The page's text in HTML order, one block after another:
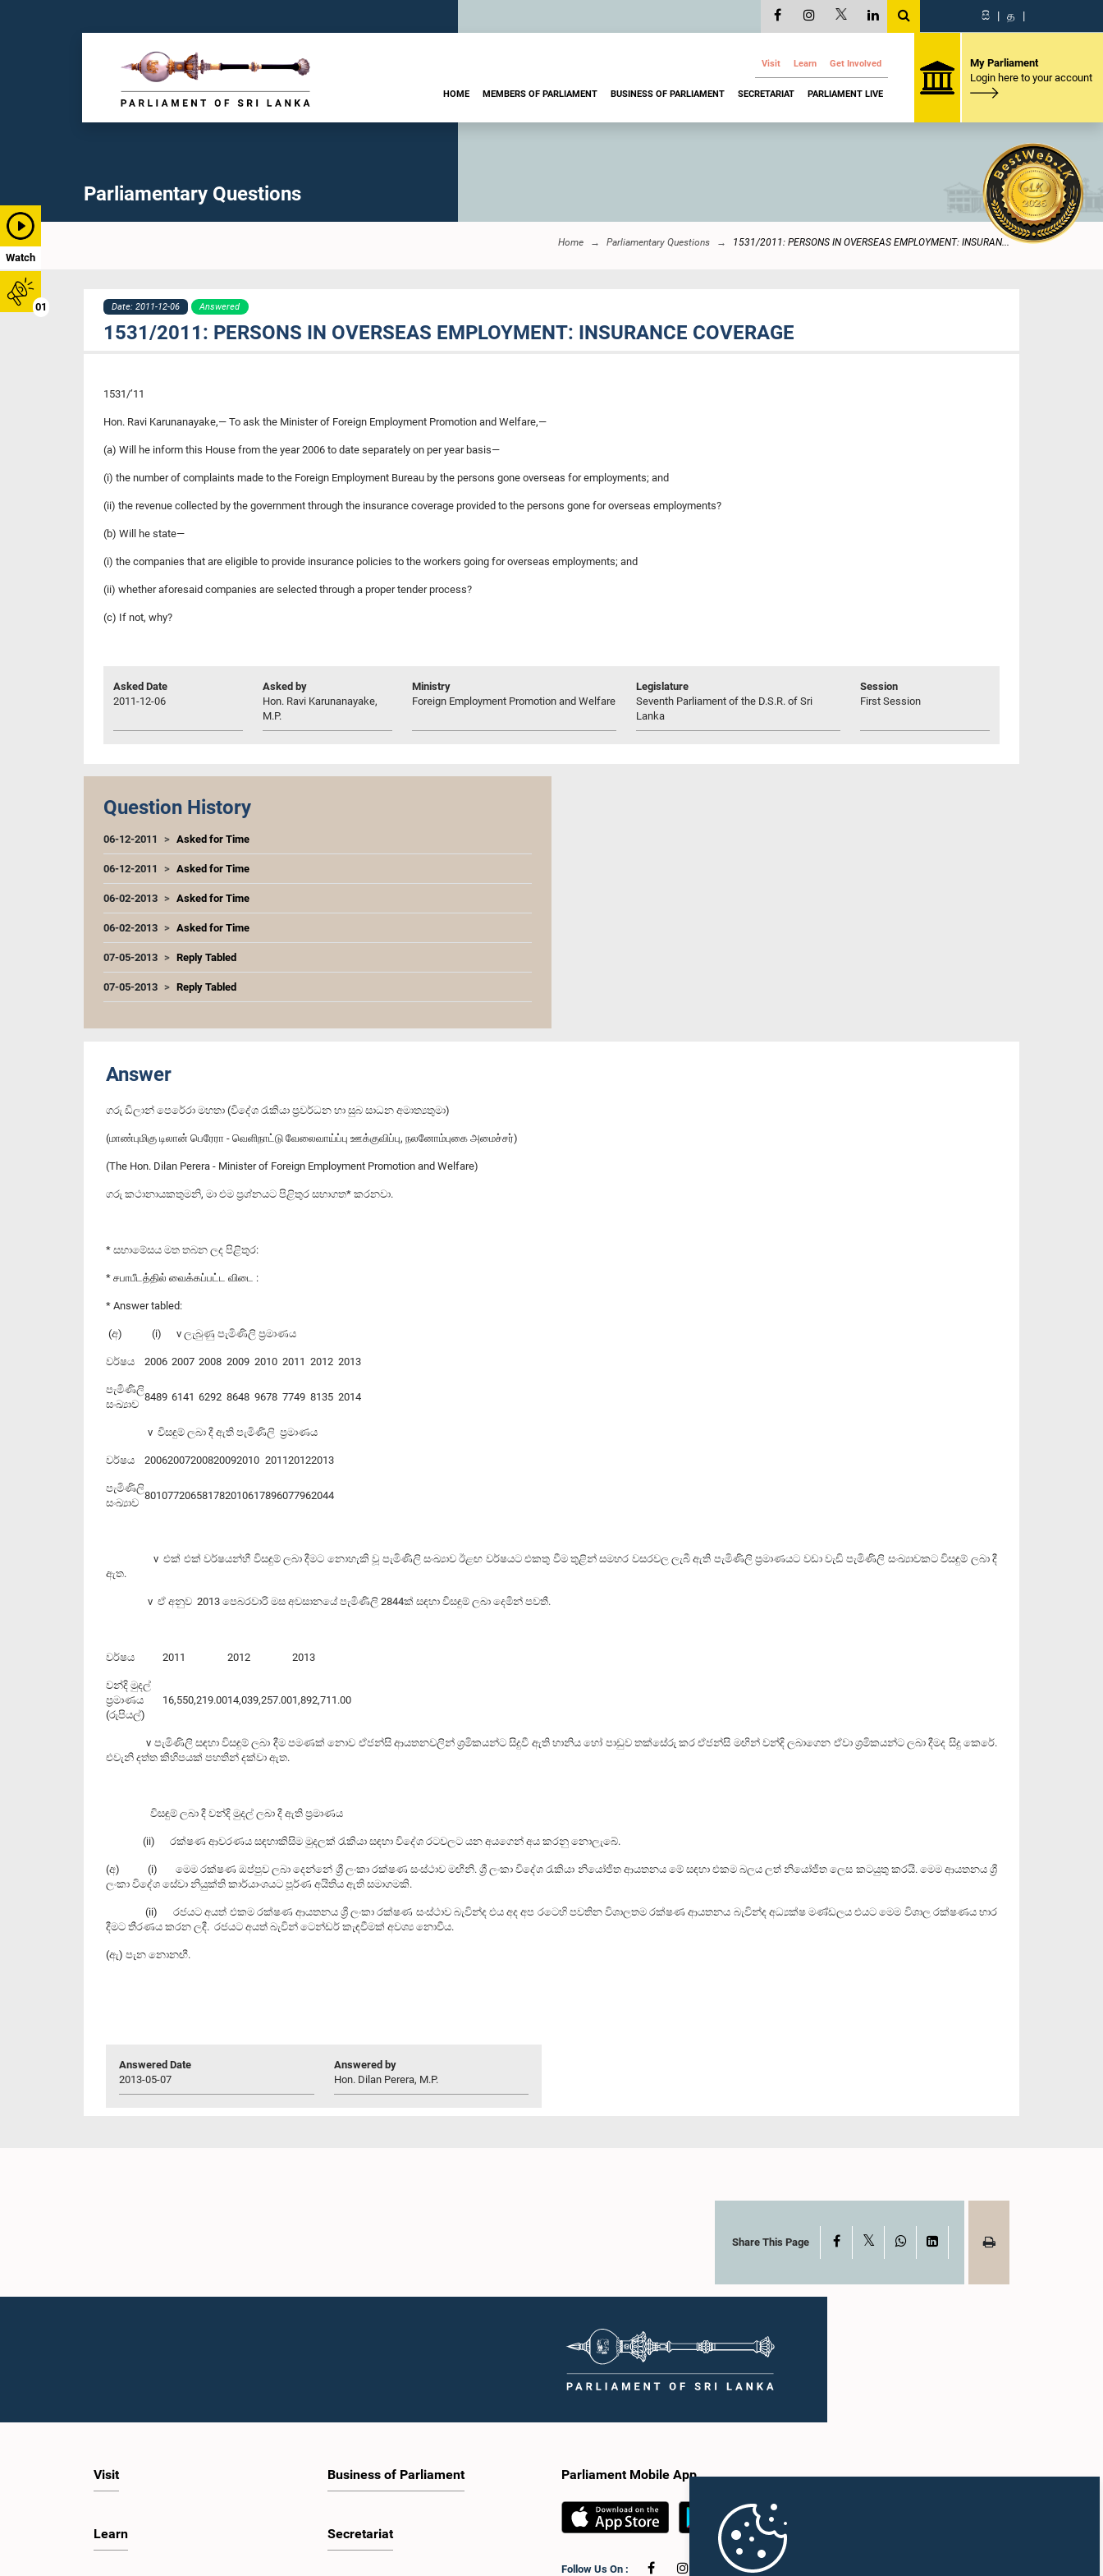
Watch
01
සි | த |
Visit Learn Get Involved
HOME MEMBERS OF PARLIAMENT BUSINESS OF PARLIAMENT SECRETARIAT PARLIAMENT LIVE
My Parliament
Login here to your account
Parliamentary Questions
Home Parliamentary Questions 1531/2011: PERSONS IN OVERSEAS EMPLOYMENT: INSURAN...
Date: 2011-12-06 Answered
1531/2011: PERSONS IN OVERSEAS EMPLOYMENT: INSURANCE COVERAGE
1531/’11
Hon. Ravi Karunanayake,— To ask the Minister of Foreign Employment Promotion and Welfare,—
(a) Will he inform this House from the year 2006 to date separately on per year basis—
(i) the number of complaints made to the Foreign Employment Bureau by the persons gone overseas for employments; and
(ii) the revenue collected by the government through the insurance coverage provided to the persons gone for overseas employments?
(b) Will he state—
(i) the companies that are eligible to provide insurance policies to the workers going for overseas employments; and
(ii) whether aforesaid companies are selected through a proper tender process?
(c) If not, why?
Asked Date
2011-12-06
Asked by
Hon. Ravi Karunanayake,
M.P.
Ministry
Foreign Employment Promotion and Welfare
Legislature
Seventh Parliament of the D.S.R. of Sri
Lanka
Session
First Session
Question History
06-12-2011 Asked for Time
06-12-2011 Asked for Time
06-02-2013 Asked for Time
06-02-2013 Asked for Time
07-05-2013 Reply Tabled
07-05-2013 Reply Tabled
Answer
ගරු ඩිලාන් පෙරේරා මහතා (විදේශ රැකියා ප්‍රවර්ධන හා සුබ සාධන අමාත්‍යතුමා)
(மாண்புமிகு டிலான் பெரேரா - வெளிநாட்டு வேலைவாய்ப்பு ஊக்குவிப்பு, நலனோம்புகை அமைச்சர்)
(The Hon. Dilan Perera - Minister of Foreign Employment Promotion and Welfare)
ගරු කථානායකතුමනි, මා එම ප්‍රශ්නයට පිළිතුර සභාගත* කරනවා.
* සභාමේසය මත තබන ලද පිළිතුර:
* சபாபீடத்தில் வைக்கப்பட்ட விடை :
* Answer tabled:
(අ) (i) v ලැබුණු පැමිණිලි ප්‍රමාණය
වර්ෂය 2006 2007 2008 2009 2010 2011 2012 2013
පැමිණිලි
සංඛ්‍යාව
8489 6141 6292 8648 9678 7749 8135 2014
v විසඳුම් ලබා දී ඇති පැමිණිලි ප්‍රමාණය
වර්ෂය 20062007200820092010 201120122013
පැමිණිලි
සංඛ්‍යාව
801077206581782010617896077962044
v එක් එක් වර්ෂයන්හී විසඳුම් ලබා දීමට නොහැකි වූ පැමිණිලි සංඛ්‍යාව ඊළඟ වර්ෂයට එකතු වීම තුළින් සමහර වසරවල ලැබී ඇති පැමිණිලි ප්‍රමාණයට වඩා වැඩි පැමිණිලි සංඛ්‍යාවකට විසඳුම් ලබා දී
ඇත.
v ඒ අනුව 2013 පෙබරවාරි මස අවසානයේ පැමිණිලි 2844ක් සඳහා විසඳුම් ලබා දෙමින් පවතී.
වර්ෂය 2011 2012 2013
වන්දි මුදල්
ප්‍රමාණය
(රුපියල්)
16,550,219.0014,039,257.001,892,711.00
v පැමිණිලි සඳහා විසඳුම් ලබා දීම පමණක් නොව ඒජන්සි ආයතනවලින් ශ්‍රමිකයන්ට සිදුවී ඇති හානිය හෝ පාඩුව තක්සේරු කර ඒජන්සි මඟින් වන්දි ලබාගෙන ඒවා ශ්‍රමිකයන්ට ලබා දීමද සිදු කෙරේ.
එවැනි දත්ත කිහිපයක් පහතින් දක්වා ඇත.
විසඳුම් ලබා දී වන්දි මුදල් ලබා දී ඇති ප්‍රමාණය
(ii) රක්ෂණ ආවරණය සඳහාකිසිම මුදලක් රැකියා සඳහා විදේශ රටවලට යන අයගෙන් අය කරනු නොලැබේ.
(අ) (i) මෙම රක්ෂණ ඔප්පුව ලබා දෙන්නේ ශ්‍රී ලංකා රක්ෂණ සංස්ථාව මඟිනි. ශ්‍රී ලංකා විදේශ රැකියා නියෝජිත ආයතනය මේ සඳහා එකම බලය ලත් නියෝජිත ලෙස කටයුතු කරයි. මෙම ආයතනය ශ්‍රී
ලංකා විදේශ සේවා නියුක්ති කාර්යාංශයට පූර්ණ අයිතිය ඇති සමාගමකි.
(ii) රජයට අයත් එකම රක්ෂණ ආයතනය ශ්‍රී ලංකා රක්ෂණ සංස්ථාව බැවින්ද එය අද අප රටෙහි පවතින විශාලතම රක්ෂණ ආයතනය බැවින්ද අධ්‍යක්ෂ මණ්ඩලය එයට මෙම විශාල රක්ෂණය භාර
දීමට තීරණය කරන ලදී. රජයට අයත් බැවින් ටෙන්ඩර් කැඳවීමක් අවශ්‍ය නොවීය.
(ඇ) පැන නොනඟී.
Answered Date
2013-05-07
Answered by
Hon. Dilan Perera, M.P.
Share This Page Facebook WhatsAppLinkedIn
Visit
Learn
Business of Parliament
Secretariat
Parliament Mobile App
Follow Us On :